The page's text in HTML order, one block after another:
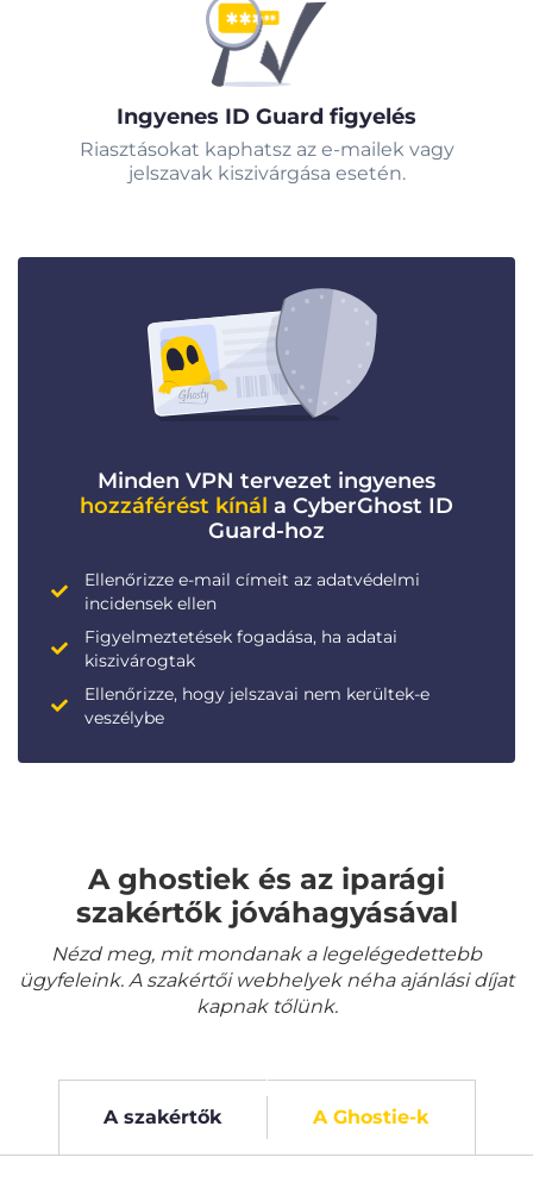
Ingyenes ID Guard figyelés
Riasztásokat kaphatsz az e-mailek vagy
jelszavak kiszivárgása esetén.
Minden VPN tervezet ingyenes
hozzáférést kínál a CyberGhost ID
Guard-hoz
Ellenőrizze e-mail címeit az adatvédelmi
incidensek ellen
Figyelmeztetések fogadása, ha adatai
kiszivárogtak
Ellenőrizze, hogy jelszavai nem kerültek-e
veszélybe
A ghostiek és az iparági
szakértők jóváhagyásával
Nézd meg, mit mondanak a legelégedettebb
ügyfeleink. A szakértői webhelyek néha ajánlási díjat
kapnak tőlünk.
A szakértők A Ghostie-k